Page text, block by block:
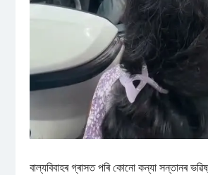
বাল্যবিবাহৰ গ্ৰাসত পৰি কোনো কন্যা সন্তানৰ